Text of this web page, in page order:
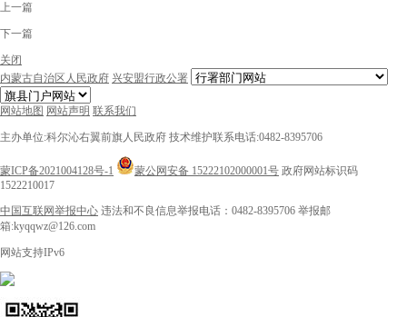
上一篇
下一篇
关闭
内蒙古自治区人民政府 兴安盟行政公署
网站地图 网站声明 联系我们
主办单位:科尔沁右翼前旗人民政府 技术维护联系电话:0482-8395706
蒙ICP备2021004128号-1 蒙公网安备 15222102000001号 政府网站标识码
1522210017
中国互联网举报中心 违法和不良信息举报电话：0482-8395706 举报邮
箱:kyqqwz@126.com
网站支持IPv6